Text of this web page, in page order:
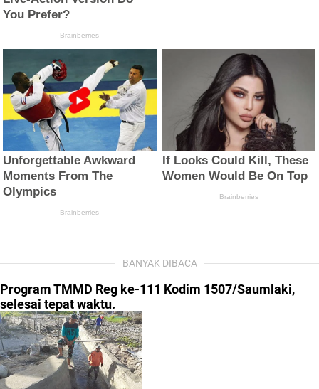
BANYAK DIBACA
Program TMMD Reg ke-111 Kodim 1507/Saumlaki,
selesai tepat waktu.